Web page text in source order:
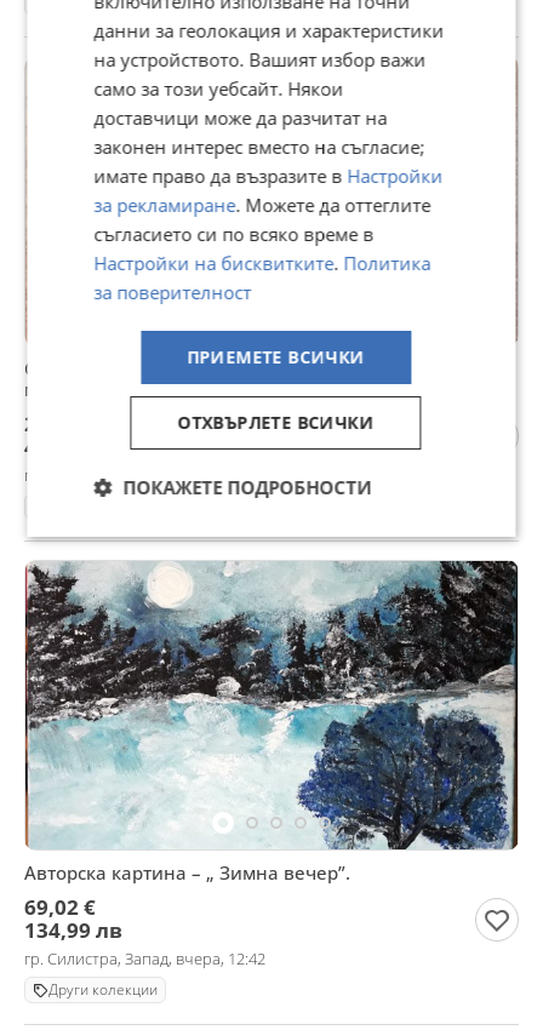
Стари инструменти за работа с глина, кожа или
метал.
23,01 €
45 лв
гр. Силистра, Запад, вчера, 12:40
Авторска картина – „ Зимна вечер”.
69,02 €
134,99 лв
гр. Силистра, Запад, вчера, 12:42
Други колекции
данни за геолокация и характеристики
на устройството. Вашият избор важи
само за този уебсайт. Някои
доставчици може да разчитат на
законен интерес вместо на съгласие;
имате право да възразите в Настройки
за рекламиране. Можете да оттеглите
съгласието си по всяко време в
Настройки на бисквитките. Политика
за поверителност
ПРИЕМЕТЕ ВСИЧКИ
ОТХВЪРЛЕТЕ ВСИЧКИ
ПОКАЖЕТЕ ПОДРОБНОСТИ